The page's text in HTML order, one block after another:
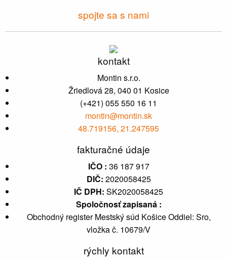
spojte sa s nami
kontakt
Montin s.r.o.
Žriedlová 28, 040 01 Kosice
(+421) 055 550 16 11
montin@montin.sk
48.719156, 21.247595
fakturačné údaje
IČO : 36 187 917
DIČ: 2020058425
IČ DPH: SK2020058425
Spoločnosť zapisaná :
Obchodný register Mestský súd Košice Oddiel: Sro,
vložka č. 10679/V
rýchly kontakt